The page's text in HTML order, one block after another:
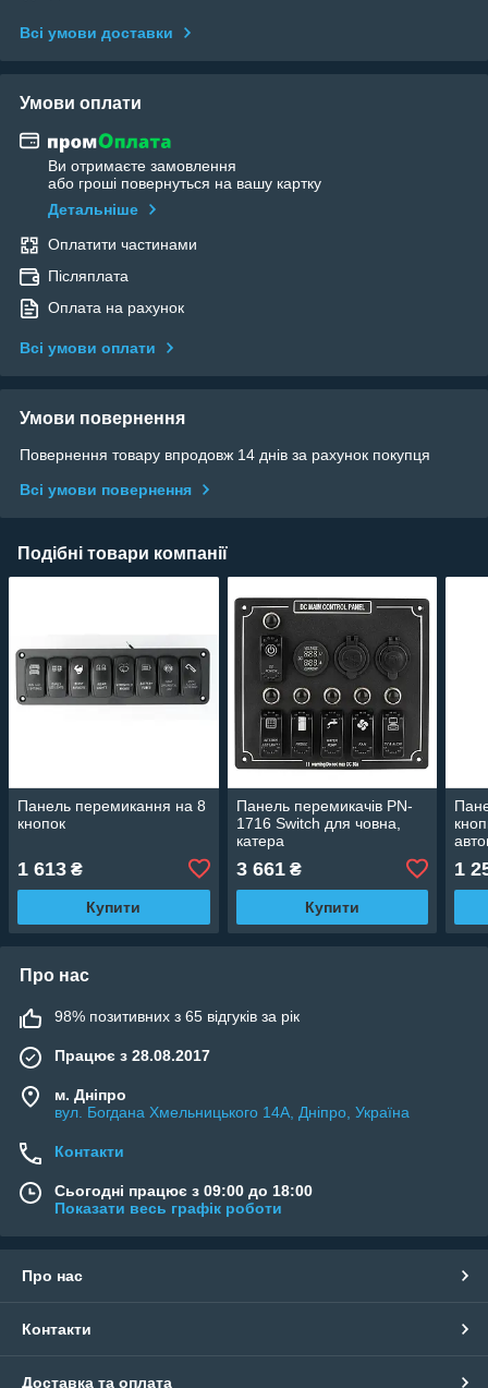
Всі умови доставки
Умови оплати
Ви отримаєте замовлення
або гроші повернуться на вашу картку
Детальніше
Оплатити частинами
Післяплата
Оплата на рахунок
Всі умови оплати
Умови повернення
Повернення товару впродовж 14 днів за рахунок покупця
Всі умови повернення
Подібні товари компанії
Панель перемикання на 8
кнопок
1 613 ₴
Купити
Панель перемикачів PN-
1716 Switch для човна,
катера
3 661₴
Купити
1
Про нас
98% позитивних з 65 відгуків за рік
Працює з 28.08.2017
м. Дніпро
вул. Богдана Хмельницького 14А, Дніпро, Україна
Контакти
Сьогодні працює з 09:00 до 18:00
Показати весь графік роботи
Про нас
Контакти
Доставка та оплата